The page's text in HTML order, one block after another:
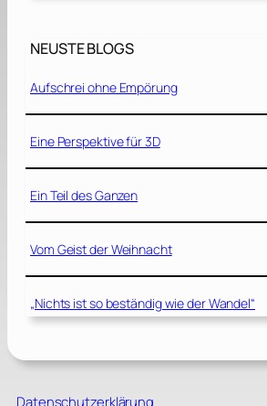
NEUSTE BLOGS
Aufschrei ohne Empörung
Eine Perspektive für 3D
Ein Teil des Ganzen
Vom Geist der Weihnacht
„Nichts ist so beständig wie der Wandel“
Datenschutzerklärung